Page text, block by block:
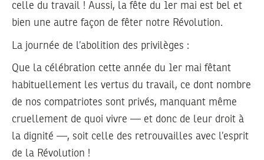
celle du travail ! Aussi, la fête du 1er mai est bel et
bien une autre façon de fêter notre Révolution.
La journée de l’abolition des privilèges :
Que la célébration cette année du 1er mai fêtant
habituellement les vertus du travail, ce dont nombre
de nos compatriotes sont privés, manquant même
cruellement de quoi vivre — et donc de leur droit à
la dignité —, soit celle des retrouvailles avec l’esprit
de la Révolution !